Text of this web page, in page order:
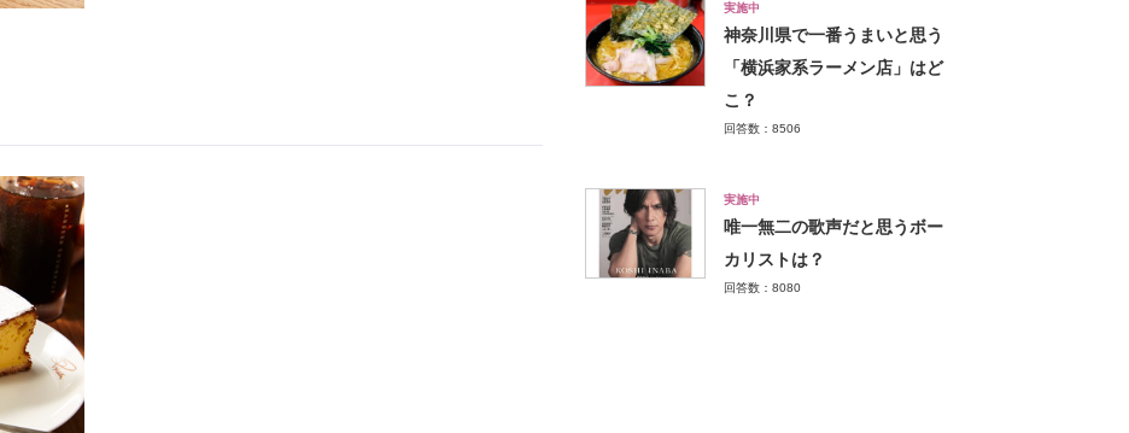
実施中
神奈川県で一番うまいと思う
「横浜家系ラーメン店」はど
こ？
回答数：8506
実施中
唯一無二の歌声だと思うボー
カリストは？
回答数：8080